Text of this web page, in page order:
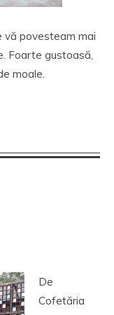
vă povesteam mai
Foarte gustoasă,
moale.
De
Cofetăria